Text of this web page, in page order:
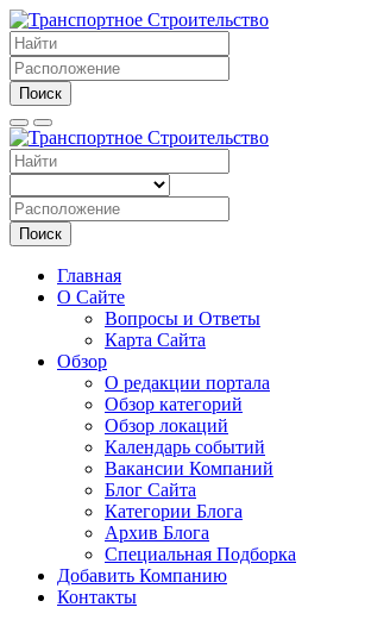
Поиск
Поиск
Главная
О Сайте
Вопросы и Ответы
Карта Сайта
Обзор
О редакции портала
Обзор категорий
Обзор локаций
Календарь событий
Вакансии Компаний
Блог Сайта
Категории Блога
Архив Блога
Специальная Подборка
Добавить Компанию
Контакты